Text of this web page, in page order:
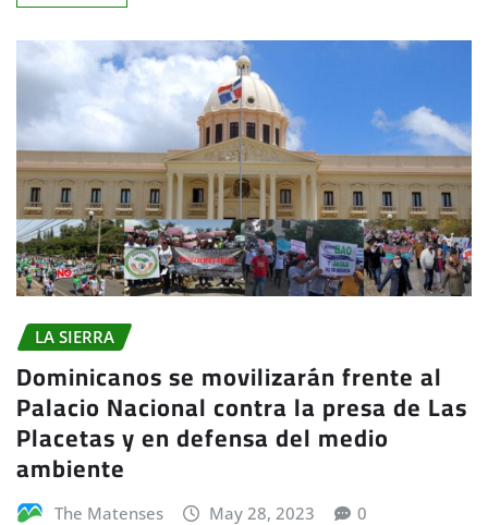
LA SIERRA
Dominicanos se movilizarán frente al
Palacio Nacional contra la presa de Las
Placetas y en defensa del medio
ambiente
The Matenses May 28, 2023 0